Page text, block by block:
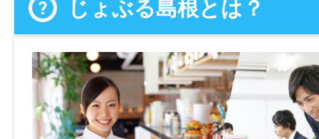
じょぶる島根とは？